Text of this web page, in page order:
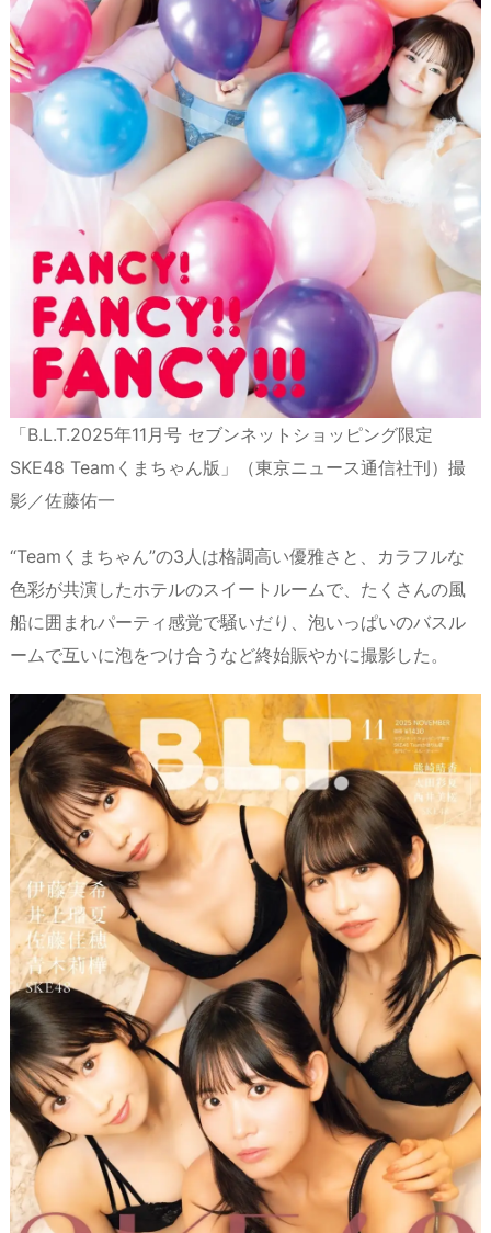
「B.L.T.2025年11月号 セブンネットショッピング限定
SKE48 Teamくまちゃん版」（東京ニュース通信社刊）撮
影／佐藤佑一
“Teamくまちゃん”の3人は格調高い優雅さと、カラフルな
色彩が共演したホテルのスイートルームで、たくさんの風
船に囲まれパーティ感覚で騒いだり、泡いっぱいのバスル
ームで互いに泡をつけ合うなど終始賑やかに撮影した。